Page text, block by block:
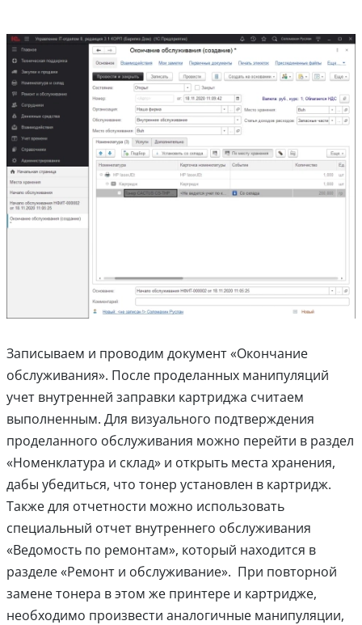
Записываем и проводим документ «Окончание
обслуживания». После проделанных манипуляций
учет внутренней заправки картриджа считаем
выполненным. Для визуального подтверждения
проделанного обслуживания можно перейти в раздел
«Номенклатура и склад» и открыть места хранения,
дабы убедиться, что тонер установлен в картридж.
Также для отчетности можно использовать
специальный отчет внутреннего обслуживания
«Ведомость по ремонтам», который находится в
разделе «Ремонт и обслуживание». При повторной
замене тонера в этом же принтере и картридже,
необходимо произвести аналогичные манипуляции,